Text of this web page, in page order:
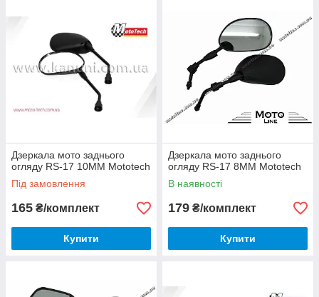
Дзеркала мото заднього
огляду RS-17 10ММ Mototech
Під замовлення
165 ₴/комплект
Купити
Дзеркала мото заднього
огляду RS-17 8ММ Mototech
В наявності
179 ₴/комплект
Купити